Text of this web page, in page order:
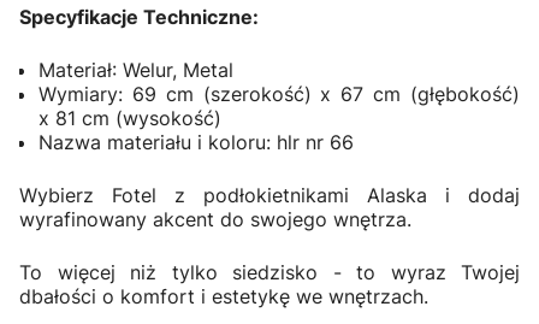
Specyfikacje Techniczne:
Materiał: Welur, Metal
Wymiary: 69 cm (szerokość) x 67 cm (głębokość)
x 81 cm (wysokość)
Nazwa materiału i koloru: hlr nr 66
Wybierz Fotel z podłokietnikami Alaska i dodaj
wyrafinowany akcent do swojego wnętrza.
To więcej niż tylko siedzisko - to wyraz Twojej
dbałości o komfort i estetykę we wnętrzach.